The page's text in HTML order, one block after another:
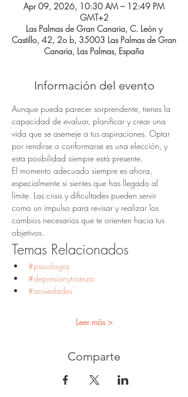
Apr 09, 2026, 10:30 AM – 12:49 PM
GMT+2
Las Palmas de Gran Canaria, C. León y
Castillo, 42, 2o b, 35003 Las Palmas de Gran
Canaria, Las Palmas, España
Información del evento
Aunque pueda parecer sorprendente, tienes la
capacidad de evaluar, planificar y crear una
vida que se asemeje a tus aspiraciones. Optar
por rendirse o conformarse es una elección, y
esta posibilidad siempre está presente.
El momento adecuado siempre es ahora,
especialmente si sientes que has llegado al
límite. Las crisis y dificultades pueden servir
como un impulso para revisar y realizar los
cambios necesarios que te orienten hacia tus
objetivos.
Temas Relacionados
#psicologia
#depresionytristeza
#ansiedades
Leer más >
Comparte